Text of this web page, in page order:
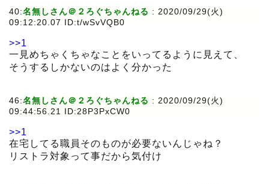
40:名無しさん＠２ろぐちゃんねる : 2020/09/29(火)
09:12:20.07 ID:t/wSvVQB0
>>1
一見めちゃくちゃなことをいってるように見えて、
そうするしかないのはよく分かった
46:名無しさん＠２ろぐちゃんねる : 2020/09/29(火)
09:44:56.21 ID:28P3PxCW0
>>1
在宅してる職員そのものが必要ないんじゃね？
リストラ対象って事だから気付け